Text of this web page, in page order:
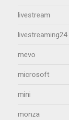
livestream
livestreaming24
mevo
microsoft
mini
monza